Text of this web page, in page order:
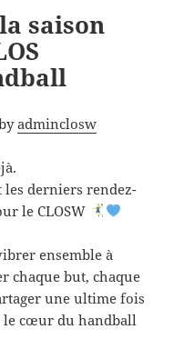
saison
adminclosw
les derniers rendez-
le CLOSW
ensemble à
chaque but, chaque
une ultime fois
le cœur du handball